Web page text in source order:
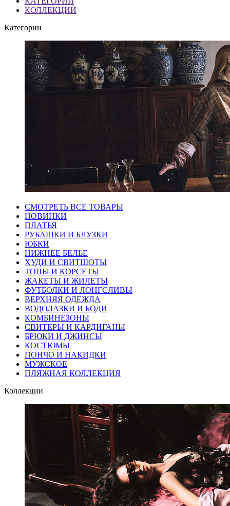
КОЛЛЕКЦИИ
Категории
СМОТРЕТЬ ВСЕ ТОВАРЫ
НОВИНКИ
ПЛАТЬЯ
РУБАШКИ И БЛУЗКИ
ЮБКИ
НИЖНЕЕ БЕЛЬЕ
ХУДИ И СВИТШОТЫ
ТОПЫ И КОРСЕТЫ
ЖАКЕТЫ И ЖИЛЕТЫ
ФУТБОЛКИ И ЛОНГСЛИВЫ
ВЕРХНЯЯ ОДЕЖДА
ВОДОЛАЗКИ И БОДИ
КОМБИНЕЗОНЫ
СВИТЕРЫ И КАРДИГАНЫ
БРЮКИ И ДЖИНСЫ
КОСТЮМЫ
ПОНЧО И НАКИДКИ
МУЖСКОЕ
ПЛЯЖНАЯ КОЛЛЕКЦИЯ
Коллекции